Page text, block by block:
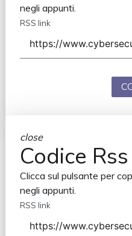
negli appunti.
RSS link
close
Codice Rss
Clicca sul pulsante per
negli appunti.
RSS link